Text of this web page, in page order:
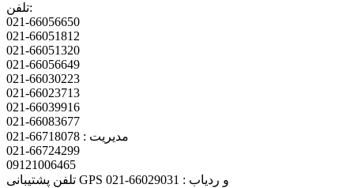
تلفن:
021-66056650
021-66051812
021-66051320
021-66056649
021-66030223
021-66023713
021-66039916
021-66083677
مدیریت : 66718078-021
021-66724299
09121006465
تلفن پشتیبانی GPS و ردیاب : 66029031-021